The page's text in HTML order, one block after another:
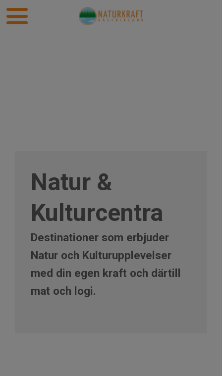
Natur &
Kulturcentra
Destinationer som erbjuder
Natur och Kulturupplevelser
med din egen kraft och därtill
mat och logi.